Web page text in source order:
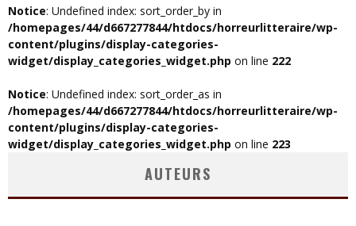
Notice: Undefined index: sort_order_by in
/homepages/44/d667277844/htdocs/horreurlitteraire/wp-
content/plugins/display-categories-
widget/display_categories_widget.php on line 222
Notice: Undefined index: sort_order_as in
/homepages/44/d667277844/htdocs/horreurlitteraire/wp-
content/plugins/display-categories-
widget/display_categories_widget.php on line 223
AUTEURS